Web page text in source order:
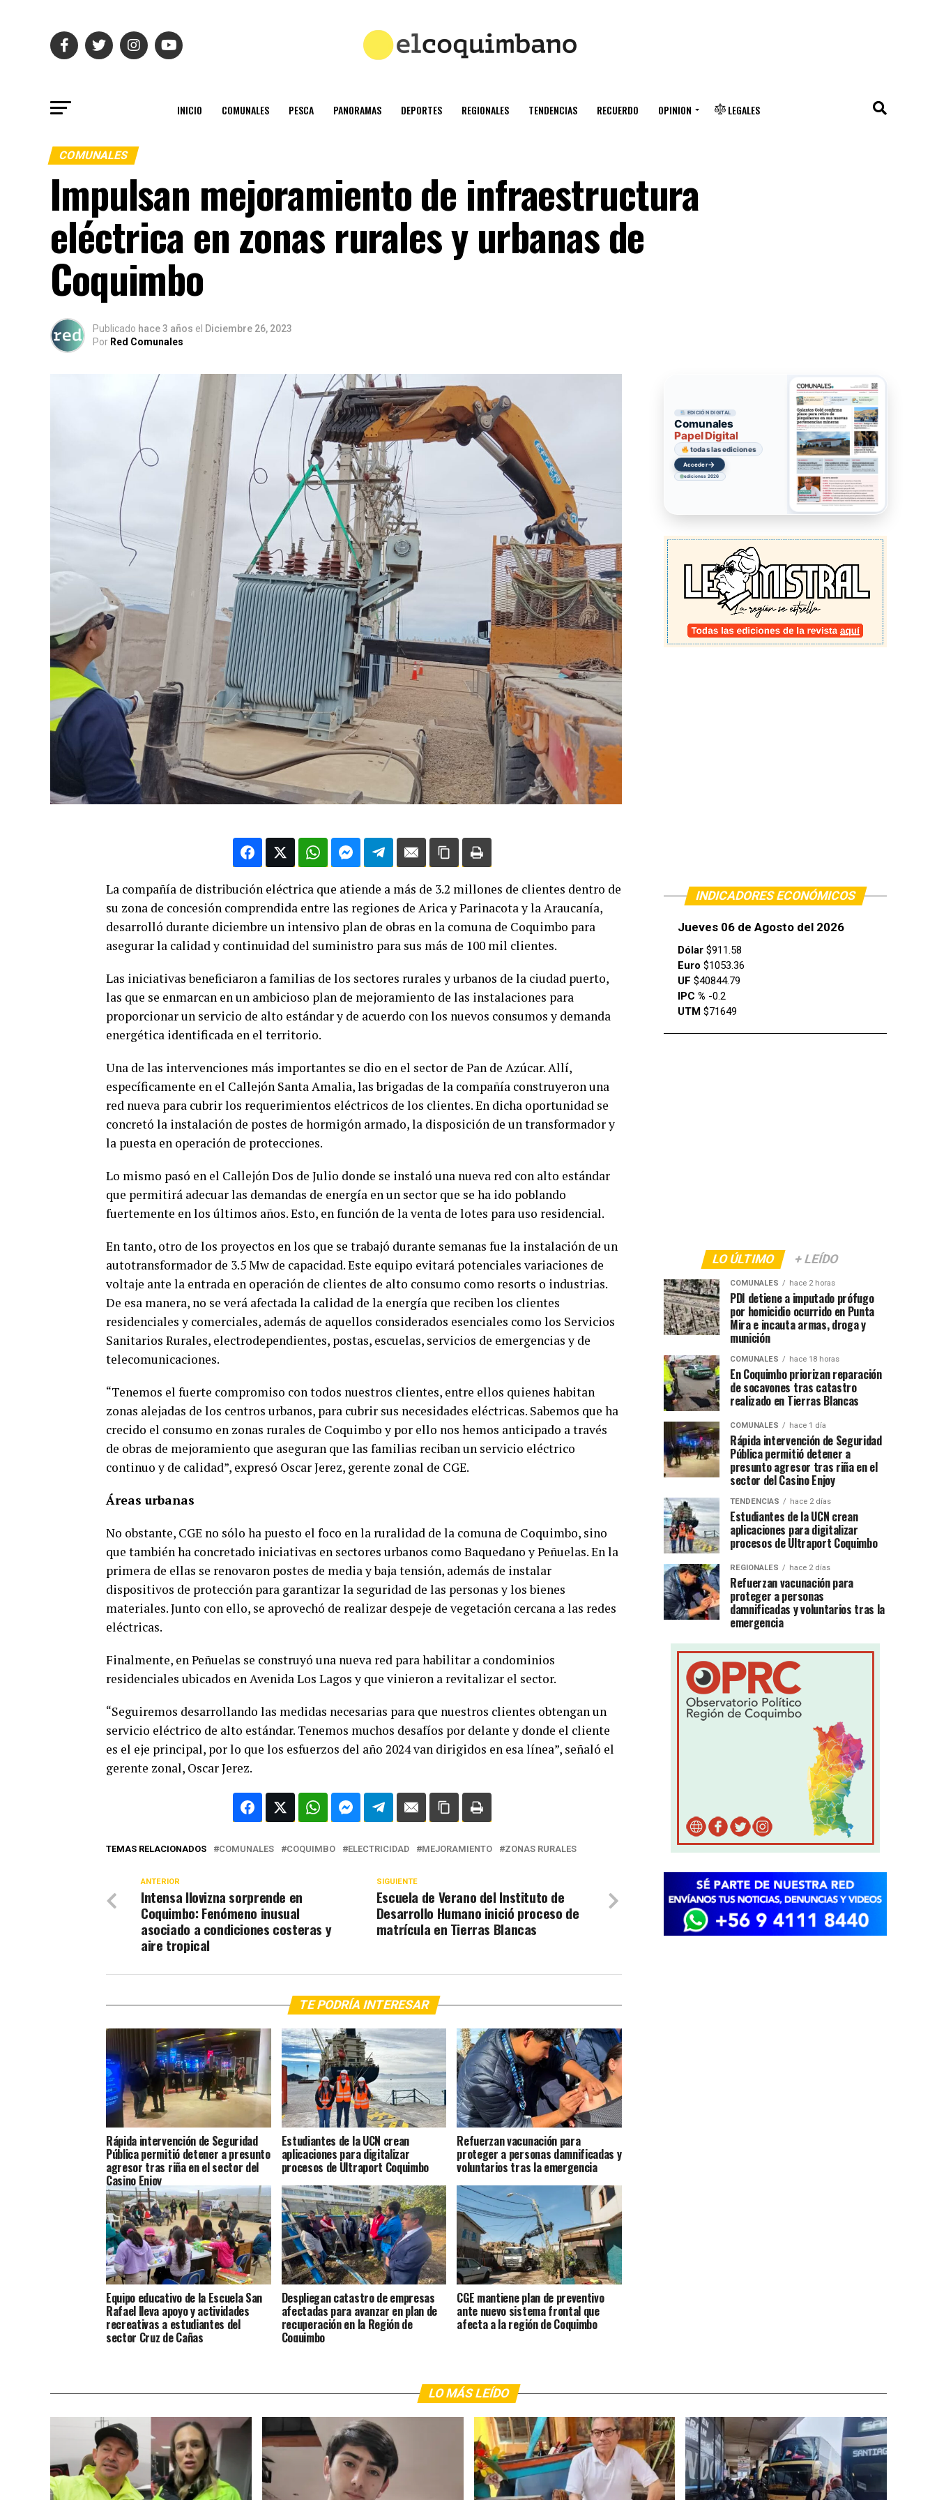
INICIO COMUNALES PESCA PANORAMAS DEPORTES REGIONALES TENDENCIAS RECUERDO OPINION LEGALES
COMUNALES
Impulsan mejoramiento de infraestructura
eléctrica en zonas rurales y urbanas de
Coquimbo
Publicado hace 3 años el Diciembre 26, 2023
Por Red Comunales
La compañía de distribución eléctrica que atiende a más de 3.2 millones de clientes dentro de
su zona de concesión comprendida entre las regiones de Arica y Parinacota y la Araucanía,
desarrolló durante diciembre un intensivo plan de obras en la comuna de Coquimbo para
asegurar la calidad y continuidad del suministro para sus más de 100 mil clientes.
Las iniciativas beneficiaron a familias de los sectores rurales y urbanos de la ciudad puerto,
las que se enmarcan en un ambicioso plan de mejoramiento de las instalaciones para
proporcionar un servicio de alto estándar y de acuerdo con los nuevos consumos y demanda
energética identificada en el territorio.
Una de las intervenciones más importantes se dio en el sector de Pan de Azúcar. Allí,
específicamente en el Callejón Santa Amalia, las brigadas de la compañía construyeron una
red nueva para cubrir los requerimientos eléctricos de los clientes. En dicha oportunidad se
concretó la instalación de postes de hormigón armado, la disposición de un transformador y
la puesta en operación de protecciones.
Lo mismo pasó en el Callejón Dos de Julio donde se instaló una nueva red con alto estándar
que permitirá adecuar las demandas de energía en un sector que se ha ido poblando
fuertemente en los últimos años. Esto, en función de la venta de lotes para uso residencial.
En tanto, otro de los proyectos en los que se trabajó durante semanas fue la instalación de un
autotransformador de 3.5 Mw de capacidad. Este equipo evitará potenciales variaciones de
voltaje ante la entrada en operación de clientes de alto consumo como resorts o industrias.
De esa manera, no se verá afectada la calidad de la energía que reciben los clientes
residenciales y comerciales, además de aquellos considerados esenciales como los Servicios
Sanitarios Rurales, electrodependientes, postas, escuelas, servicios de emergencias y de
telecomunicaciones.
“Tenemos el fuerte compromiso con todos nuestros clientes, entre ellos quienes habitan
zonas alejadas de los centros urbanos, para cubrir sus necesidades eléctricas. Sabemos que ha
crecido el consumo en zonas rurales de Coquimbo y por ello nos hemos anticipado a través
de obras de mejoramiento que aseguran que las familias reciban un servicio eléctrico
continuo y de calidad”, expresó Oscar Jerez, gerente zonal de CGE.
Áreas urbanas
No obstante, CGE no sólo ha puesto el foco en la ruralidad de la comuna de Coquimbo, sino
que también ha concretado iniciativas en sectores urbanos como Baquedano y Peñuelas. En la
primera de ellas se renovaron postes de media y baja tensión, además de instalar
dispositivos de protección para garantizar la seguridad de las personas y los bienes
materiales. Junto con ello, se aprovechó de realizar despeje de vegetación cercana a las redes
eléctricas.
Finalmente, en Peñuelas se construyó una nueva red para habilitar a condominios
residenciales ubicados en Avenida Los Lagos y que vinieron a revitalizar el sector.
“Seguiremos desarrollando las medidas necesarias para que nuestros clientes obtengan un
servicio eléctrico de alto estándar. Tenemos muchos desafíos por delante y donde el cliente
es el eje principal, por lo que los esfuerzos del año 2024 van dirigidos en esa línea”, señaló el
gerente zonal, Oscar Jerez.
TEMAS RELACIONADOS COMUNALES COQUIMBO ELECTRICIDAD MEJORAMIENTO ZONAS RURALES
SIGUIENTE
Escuela de Verano del Instituto de
Desarrollo Humano inició proceso de
matrícula en Tierras Blancas
ANTERIOR
Intensa llovizna sorprende en
Coquimbo: Fenómeno inusual
asociado a condiciones costeras y
aire tropical
TE PODRÍA INTERESAR
Rápida intervención de Seguridad
Pública permitió detener a presunto
agresor tras riña en el sector del
Casino Enjoy
Estudiantes de la UCN crean
aplicaciones para digitalizar
procesos de Ultraport Coquimbo
Refuerzan vacunación para
proteger a personas damnificadas y
voluntarios tras la emergencia
Equipo educativo de la Escuela San
Rafael lleva apoyo y actividades
recreativas a estudiantes del
sector Cruz de Cañas
Despliegan catastro de empresas
afectadas para avanzar en plan de
recuperación en la Región de
Coquimbo
CGE mantiene plan de preventivo
ante nuevo sistema frontal que
afecta a la región de Coquimbo
EDICIÓN DIGITAL
Comunales
Papel Digital
todas las ediciones
Acceder→
ediciones 2026
INDICADORES ECONÓMICOS
Jueves 06 de Agosto del 2026
Dólar $911.58
Euro $1053.36
UF $40844.79
IPC % -0.2
UTM $71649
LO ÚLTIMO + LEÍDO
COMUNALES hace 2 horas
PDI detiene a imputado prófugo
por homicidio ocurrido en Punta
Mira e incauta armas, droga y
munición
COMUNALES hace 18 horas
En Coquimbo priorizan reparación
de socavones tras catastro
realizado en Tierras Blancas
COMUNALES hace 1 día
Rápida intervención de Seguridad
Pública permitió detener a
presunto agresor tras riña en el
sector del Casino Enjoy
TENDENCIAS hace 2 días
Estudiantes de la UCN crean
aplicaciones para digitalizar
procesos de Ultraport Coquimbo
REGIONALES hace 2 días
Refuerzan vacunación para
proteger a personas
damnificadas y voluntarios tras la
emergencia
LO MÁS LEÍDO